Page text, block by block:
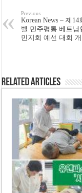
Previous
Korean News – 제
벨 민주평통 베트남
민지회 예선 대회 개
Related Articles